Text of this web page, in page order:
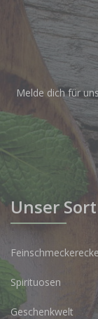
Melde dich für
Unser
Feinschmeckerecke
Spirituosen
Geschenkwelt